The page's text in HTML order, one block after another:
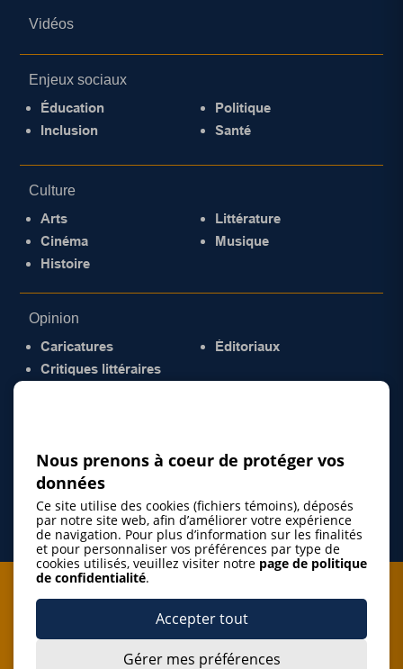
Vidéos
Enjeux sociaux
Éducation
Inclusion
Politique
Santé
Culture
Arts
Cinéma
Histoire
Littérature
Musique
Opinion
Caricatures
Critiques littéraires
Éditoriaux
Je m'abonne à l'infolettre
Nous prenons à coeur de protéger vos
données
Ce site utilise des cookies (fichiers témoins), déposés
par notre site web, afin d’améliorer votre expérience
de navigation. Pour plus d’information sur les finalités
et pour personnaliser vos préférences par type de
cookies utilisés, veuillez visiter notre page de politique
de confidentialité.
Accepter tout
Gérer mes préférences